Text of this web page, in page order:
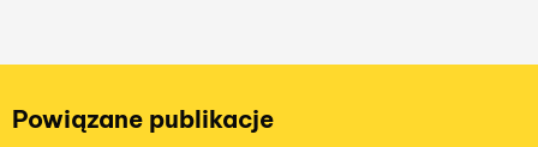
Powiązane publikacje